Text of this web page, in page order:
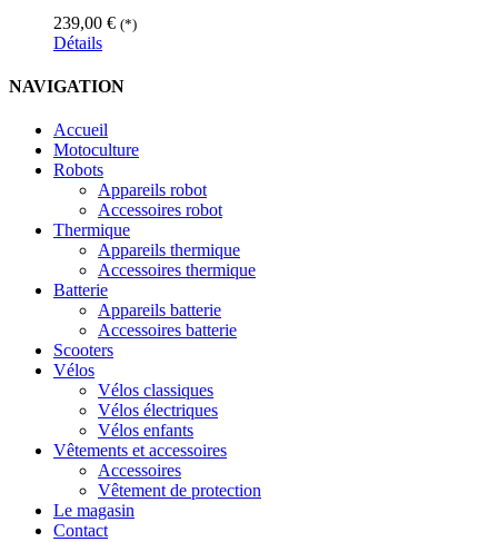
239,00 € (*)
Détails
NAVIGATION
Accueil
Motoculture
Robots
Appareils robot
Accessoires robot
Thermique
Appareils thermique
Accessoires thermique
Batterie
Appareils batterie
Accessoires batterie
Scooters
Vélos
Vélos classiques
Vélos électriques
Vélos enfants
Vêtements et accessoires
Accessoires
Vêtement de protection
Le magasin
Contact